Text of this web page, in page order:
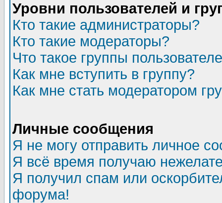
Уровни пользователей и
Кто такие администраторы?
Кто такие модераторы?
Что такое группы
Как мне вступить в группу?
Как мне стать модератором
Личные сообщения
Я не могу отправить личное
Я всё время получаю
Я получил спам или
форума!